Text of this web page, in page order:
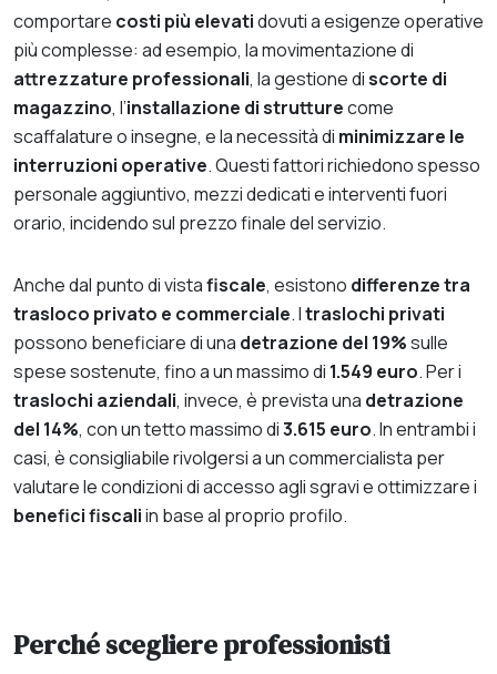
comportare costi più elevatidovuti a esigenze operative
più complesse: ad esempio, la movimentazione di
attrezzature professionali, la gestione discorte di
magazzino, l’installazione di strutturecome
scaffalature o insegne, e la necessità di minimizzare le
interruzioni operative. Questi fattori richiedono spesso
personale aggiuntivo, mezzi dedicati e interventi fuori
orario, incidendo sul prezzo finale del servizio.
Anche dal punto di vistafiscale, esistono differenze tra
trasloco privato e commerciale. Itraslochi privati
possono beneficiare di una detrazione del 19%sulle
spese sostenute, fino a un massimo di 1.549 euro. Per i
traslochi aziendali, invece, è prevista una detrazione
del 14%, con un tetto massimo di3.615 euro. In entrambi i
casi, è consigliabile rivolgersi a un commercialista per
valutare le condizioni di accesso agli sgravi e ottimizzare i
benefici fiscaliin base al proprio profilo.
Perché scegliere professionisti